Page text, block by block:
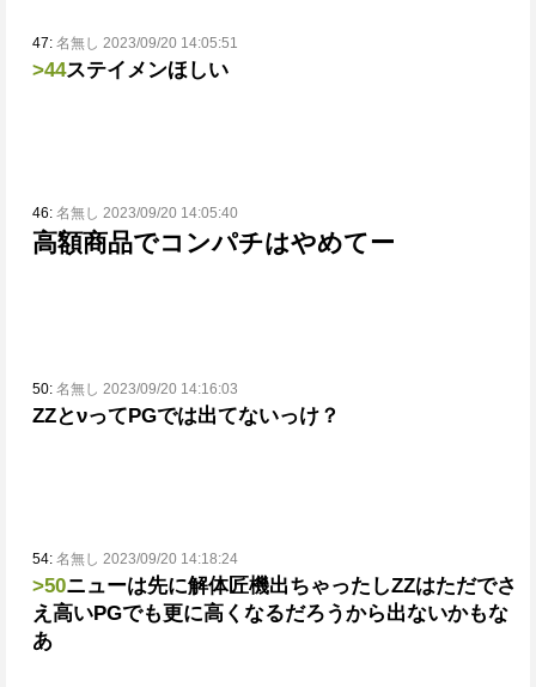
47: 名無し 2023/09/20 14:05:51
>44ステイメンほしい
46: 名無し 2023/09/20 14:05:40
高額商品でコンパチはやめてー
50: 名無し 2023/09/20 14:16:03
ZZとνってPGでは出てないっけ？
54: 名無し 2023/09/20 14:18:24
>50ニューは先に解体匠機出ちゃったしZZはただでさ
え 高いPGでも更に高くなるだろうから出ないかもな
あ